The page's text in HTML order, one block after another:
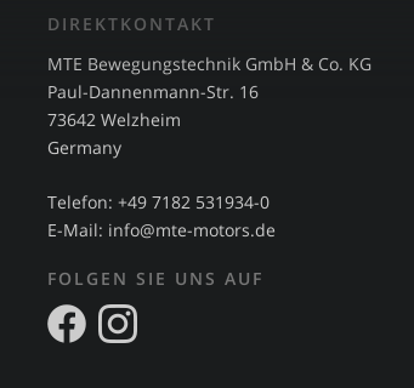
DIREKTKONTAKT
MTE Bewegungstechnik GmbH & Co. KG
Paul-Dannenmann-Str. 16
73642 Welzheim
Germany
Telefon: +49 7182 531934-0
E-Mail: info@mte-motors.de
FOLGEN SIE UNS AUF